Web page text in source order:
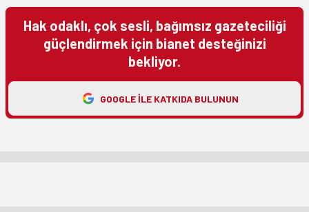
Hak odaklı, çok sesli, bağımsız gazeteciliği
güçlendirmek için bianet desteğinizi
bekliyor.
GOOGLE ILE KATKIDA BULUNUN